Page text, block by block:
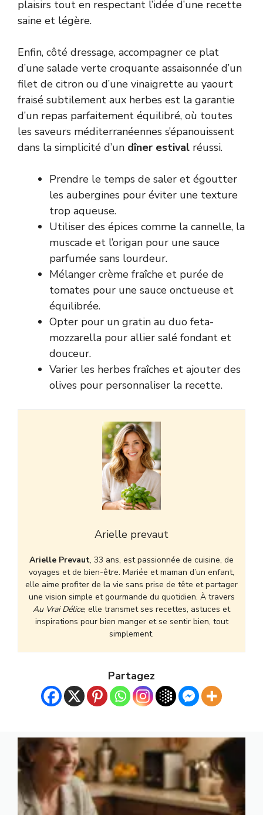
plaisirs tout en respectant l’idée d’une recette
saine et légère.
Enfin, côté dressage, accompagner ce plat
d’une salade verte croquante assaisonnée d’un
filet de citron ou d’une vinaigrette au yaourt
fraisé subtilement aux herbes est la garantie
d’un repas parfaitement équilibré, où toutes
les saveurs méditerranéennes s’épanouissent
dans la simplicité d’un dîner estival réussi.
Prendre le temps de saler et égoutter
les aubergines pour éviter une texture
trop aqueuse.
Utiliser des épices comme la cannelle, la
muscade et l’origan pour une sauce
parfumée sans lourdeur.
Mélanger crème fraîche et purée de
tomates pour une sauce onctueuse et
équilibrée.
Opter pour un gratin au duo feta-
mozzarella pour allier salé fondant et
douceur.
Varier les herbes fraîches et ajouter des
olives pour personnaliser la recette.
Arielle prevaut
Arielle Prevaut, 33 ans, est passionnée de cuisine, de
voyages et de bien-être. Mariée et maman d’un enfant,
elle aime profiter de la vie sans prise de tête et partager
une vision simple et gourmande du quotidien. À travers
Au Vrai Délice, elle transmet ses recettes, astuces et
inspirations pour bien manger et se sentir bien, tout
simplement.
Partagez